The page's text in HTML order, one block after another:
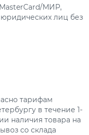
МИР,
лиц без
тарифам
в течение 1-
наличия товара на
со склада